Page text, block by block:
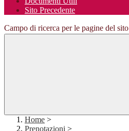
Sito Precedente
Campo di ricerca per le pagine del sito
Home >
Prenotazioni >